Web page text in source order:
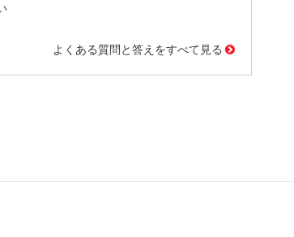
よくある質問と答えをすべて見る